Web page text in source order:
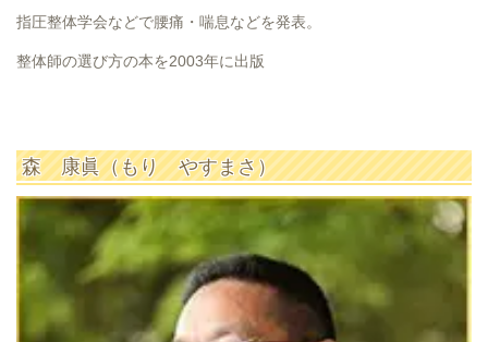
指圧整体学会などで腰痛・喘息などを発表。
整体師の選び方の本を2003年に出版
森 康眞（もり やすまさ）